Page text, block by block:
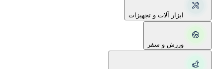
ابزار آلات و تجهیزات
ورزش و سفر